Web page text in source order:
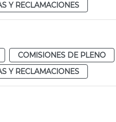
Y RECLAMACIONES
COMISIONES DE PLENO
Y RECLAMACIONES